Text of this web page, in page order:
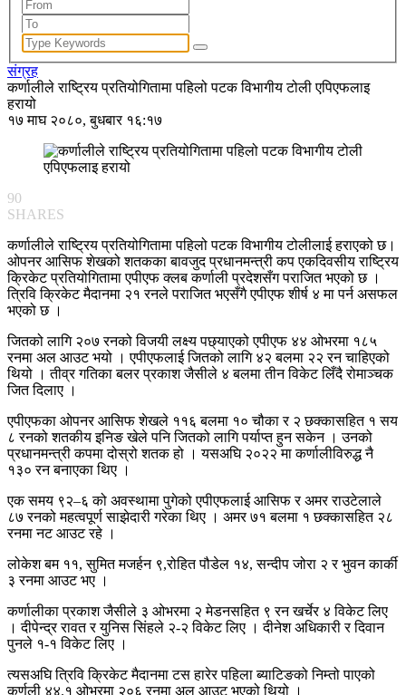
संग्रह
कर्णालीले राष्ट्रिय प्रतियोगितामा पहिलो पटक विभागीय टोली एपिएफलाइ
हरायो
१७ माघ २०८०, बुधबार १६:१७
90
SHARES
कर्णालीले राष्ट्रिय प्रतियोगितामा पहिलो पटक विभागीय टोलीलाई हराएको छ।
ओपनर आसिफ शेखको शतकका बावजुद प्रधानमन्त्री कप एकदिवसीय राष्ट्रिय
क्रिकेट प्रतियोगितामा एपीएफ क्लब कर्णाली प्रदेशसँग पराजित भएको छ ।
त्रिवि क्रिकेट मैदानमा २१ रनले पराजित भएसँगै एपीएफ शीर्ष ४ मा पर्न असफल
भएको छ ।
जितको लागि २०७ रनको विजयी लक्ष्य पछ्याएको एपीएफ ४४ ओभरमा १८५
रनमा अल आउट भयो । एपीएफलाई जितको लागि ४२ बलमा २२ रन चाहिएको
थियो । तीव्र गतिका बलर प्रकाश जैसीले ४ बलमा तीन विकेट लिँदै रोमाञ्चक
जित दिलाए ।
एपीएफका ओपनर आसिफ शेखले ११६ बलमा १० चौका र २ छक्कासहित १ सय
८ रनको शतकीय इनिङ खेले पनि जितको लागि पर्याप्त हुन सकेन । उनको
प्रधानमन्त्री कपमा दोस्रो शतक हो । यसअघि २०२२ मा कर्णालीविरुद्ध नै
१३० रन बनाएका थिए ।
एक समय ९२–६ को अवस्थामा पुगेको एपीएफलाई आसिफ र अमर राउटेलाले
८७ रनको महत्वपूर्ण साझेदारी गरेका थिए । अमर ७१ बलमा १ छक्कासहित २८
रनमा नट आउट रहे ।
लोकेश बम ११, सुमित मजर्हन ९,रोहित पौडेल १४, सन्दीप जोरा २ र भुवन कार्की
३ रनमा आउट भए ।
कर्णालीका प्रकाश जैसीले ३ ओभरमा २ मेडनसहित ९ रन खर्चेर ४ विकेट लिए
। दीपेन्द्र रावत र युनिस सिंहले २-२ विकेट लिए । दीनेश अधिकारी र दिवान
पुनले १-१ विकेट लिए ।
त्यसअघि त्रिवि क्रिकेट मैदानमा टस हारेर पहिला ब्याटिङको निम्तो पाएको
कर्णली ४४.१ ओभरमा २०६ रनमा अल आउट भएको थियो ।